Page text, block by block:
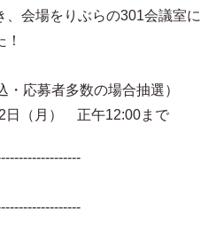
りぶらの301会議室に
募者多数の場合抽選）
（月） 正午12:00まで